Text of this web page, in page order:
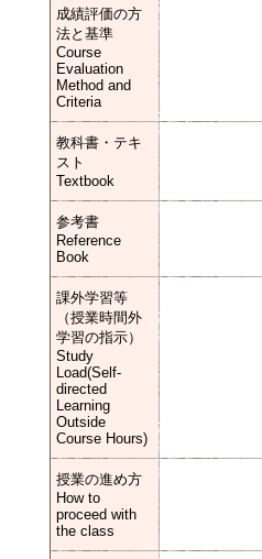
成績評価の方
法と基準
Course
Evaluation
Method and
Criteria
教科書・テキ
スト
Textbook
参考書
Reference
Book
課外学習等
（授業時間外
学習の指示）
Study
Load(Self-
directed
Learning
Outside
Course Hours)
授業の進め方
How to
proceed with
the class